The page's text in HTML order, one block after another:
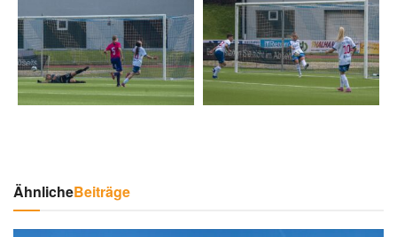
ÄhnlicheBeiträge